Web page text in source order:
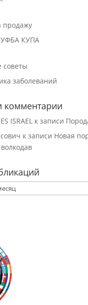
КУПА
советы
заболеваний
комментарии
ISRAELк записи
к записи Новая